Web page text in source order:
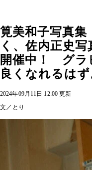
筧美和子写真集
く、佐内正史写
開催中！ グラ
良くなれるはず
2024年09月11日 12:00 更新
文／とり